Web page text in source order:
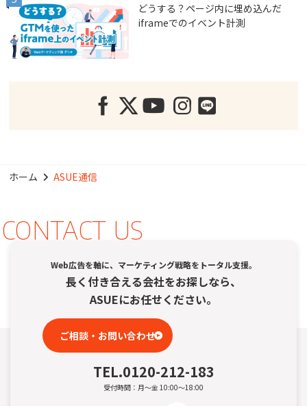
どうする？ページ内に埋め込んだ
iframeでのイベント計測
ホーム ASUE通信
CONTACT US
Web広告を軸に、マーケティング戦略をトータル支援。
長く付き合える会社をお探しなら、
ASUEにお任せください。
ご相談・お問い合わせ
TEL.0120-212-183
受付時間：月～金 10:00～18:00